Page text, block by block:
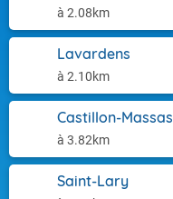
à 2.08km
Lavardens
à 2.10km
Castillon-Massas
à 3.82km
Saint-Lary